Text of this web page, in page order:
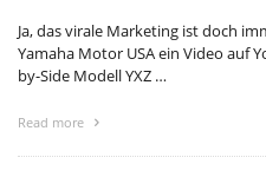
Ja, das virale Marketing ist doch
Yamaha Motor USA ein Video auf
by-Side Modell YXZ …
Read more